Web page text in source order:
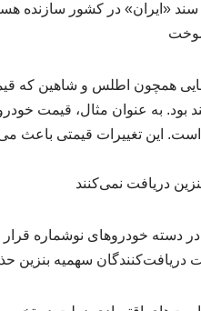
«ایران» در کشور سازنده
سوخت
همچون اطلس و شاهین که قیمت
یافته است. این تغییرات
دریافت نمی‌کنند
دسته خودروهای نوشماره قرار
دریافت‌کنندگان سهمیه بنزین